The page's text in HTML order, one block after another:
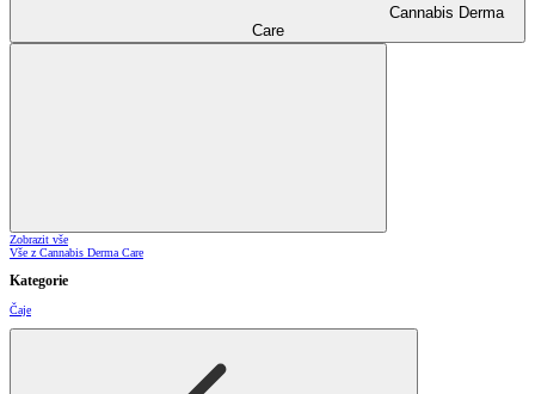
Cannabis Derma
Care
Zobrazit vše
Vše z Cannabis Derma Care
Kategorie
Čaje